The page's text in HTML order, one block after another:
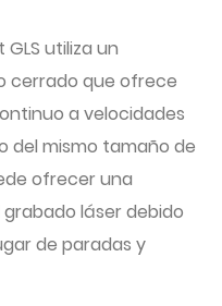
utiliza un
cerrado que ofrece
a velocidades
del mismo tamaño de
ofrecer una
láser debido
de paradas y